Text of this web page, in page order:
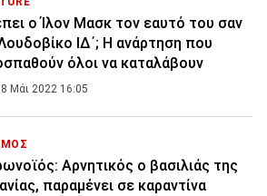
ο Ίλον Μασκ τον εαυτό του σαν
ΙΔ΄; Η ανάρτηση που
όλοι να καταλάβουν
Μάι 2022 16:05
Αρνητικός ο βασιλιάς της
παραμένει σε καραντίνα